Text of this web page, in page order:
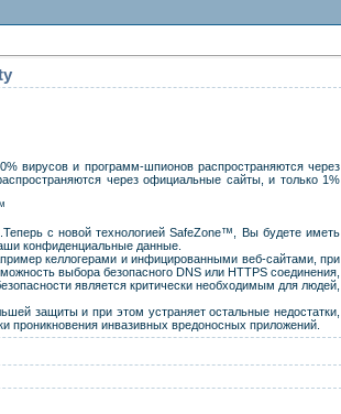
вирусов и программ-шпионов распространяются через
через официальные сайты, и только 1%
с новой технологией SafeZone™, Вы будете иметь
конфиденциальные данные.
келлогерами и инфицированными веб-сайтами, при
выбора безопасного DNS или HTTPS соединения,
является критически необходимым для людей,
защиты и при этом устраняет остальные недостатки,
проникновения инвазивных вредоносных приложений.